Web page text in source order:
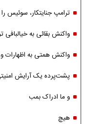
ترامپ جنایتکار، سوئیس
واکنش بقائی به خیالبافی
واکنش همتی به اظهارات
پشت‌پرده یک آرایش
و ما ادراک بمب
هیچ